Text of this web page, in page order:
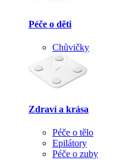
Péče o děti
Chůvičky
Zdraví a krása
Péče o tělo
Epilátory
Péče o zuby